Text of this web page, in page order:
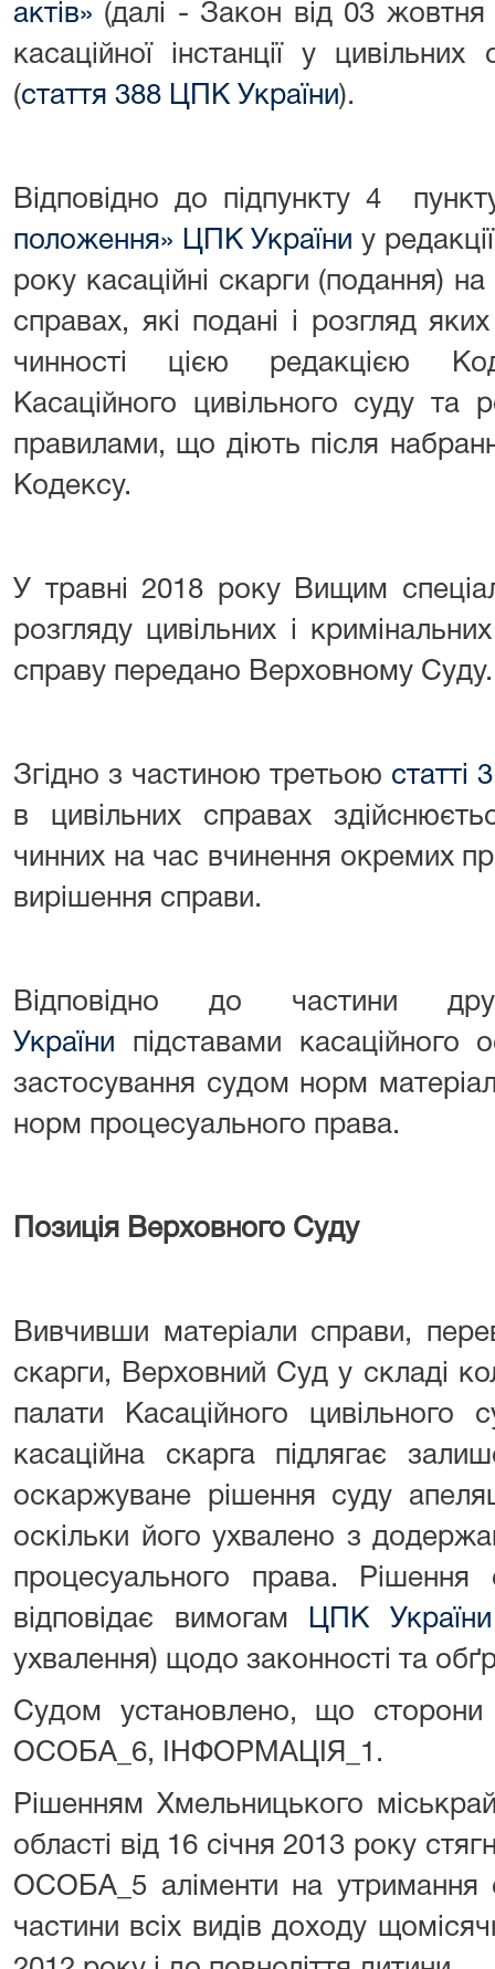
актів» (далі - Закон від 03
касаційної інстанції у
(стаття 388 ЦПК України).
Відповідно до підпункту 4
положення» ЦПК України у
року касаційні скарги (подання)
справах, які подані і розгляд
чинності цією редакцією
Касаційного цивільного суду та
правилами, що діють після
Кодексу.
У травні 2018 року Вищим
розгляду цивільних і
справу передано Верховному Суду.
Згідно з частиною третьою статті
в цивільних справах
чинних на час вчинення окремих
вирішення справи.
Відповідно до частини
України підставами касаційного
застосування судом норм
норм процесуального права.
Позиція Верховного Суду
Вивчивши матеріали справи,
скарги, Верховний Суд у складі
палати Касаційного
касаційна скарга підлягає
оскаржуване рішення суду
оскільки його ухвалено з
процесуального права. Рішення
відповідає вимогам
ЦПК України
ухвалення) щодо законності та
Судом установлено, що сторони
ОСОБА_6, ІНФОРМАЦІЯ_1.
Рішенням Хмельницького
області від 16 січня 2013 року
ОСОБА_5 аліменти на утримання
частини всіх видів доходу